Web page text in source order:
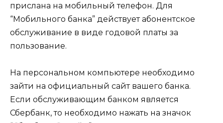
прислана на мобильный телефон. Для
“Мобильного банка” действует абонентское
обслуживание в виде годовой платы за
пользование.
На персональном компьютере необходимо
зайти на официальный сайт вашего банка.
Если обслуживающим банком является
Сбербанк, то необходимо нажать на значок